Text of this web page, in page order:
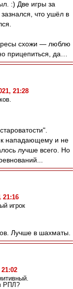
:) Две игры за
что ушёл в
схожи — люблю
прицепиться, да…
21:28
к нападающему и не
лучше всего. Но
21:16
игрок
Лучше в шахматы.
РПЛ?